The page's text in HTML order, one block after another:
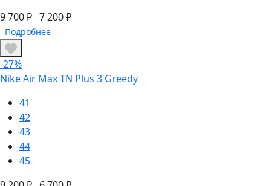
9 700 ₽ 7 200 ₽
Подробнее
-27%
Nike Air Max TN Plus 3 Greedy
41
42
43
44
45